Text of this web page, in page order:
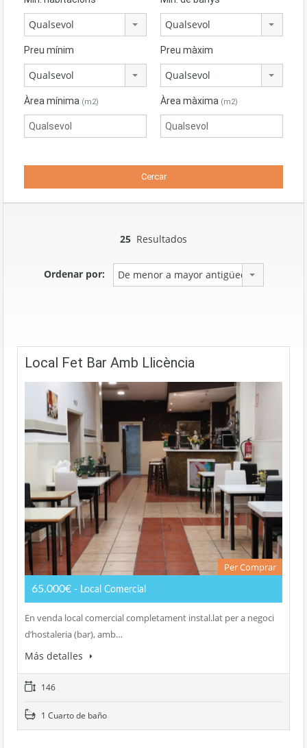
Qualsevol Qualsevol
Preu mínim
Qualsevol
Preu màxim
Qualsevol
Àrea mínima (m2) Àrea màxima (m2)
25 Resultados
Ordenar por: De menor a mayor antigüedad
Local Fet Bar Amb Llicència
Per Comprar
65.000€ - Local Comercial
En venda local comercial completament instal.lat per a negoci
d’hostaleria (bar), amb…
Más detalles
146
1 Cuarto de baño